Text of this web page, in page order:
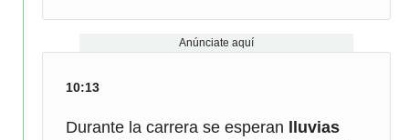
Anúnciate aquí
10:13
Durante la carrera se esperan lluvias